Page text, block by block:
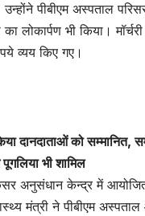
पीबीएम अस्पताल
का लोकार्पण भी किया।
व्यय किए गए।
दानदाताओं को सम्मानित,
भी शामिल
अनुसंधान केन्द्र में
मंत्री ने पीबीएम